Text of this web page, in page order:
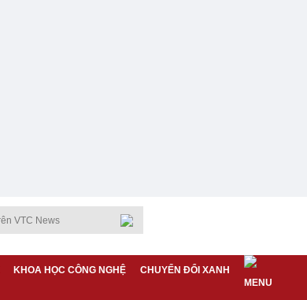
KHOA HỌC CÔNG NGHỆ CHUYỂN ĐỔI XANH